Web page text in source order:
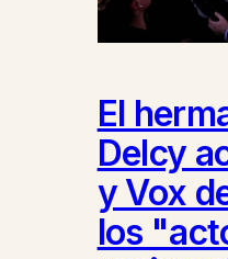
El
Delcy
y Vox
los